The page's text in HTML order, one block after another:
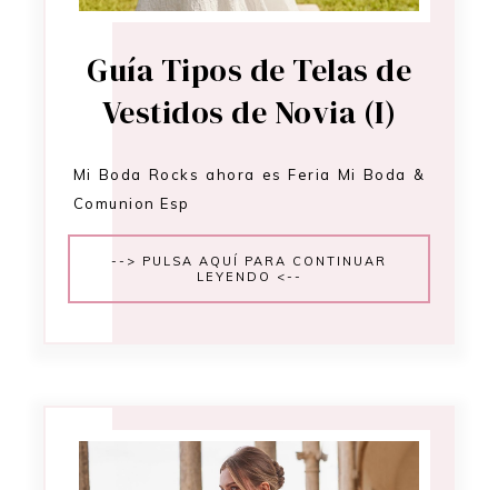
Guía Tipos de Telas de
Vestidos de Novia (I)
Mi Boda Rocks ahora es Feria Mi Boda &
Comunion Esp
--> PULSA AQUÍ PARA CONTINUAR
LEYENDO <--